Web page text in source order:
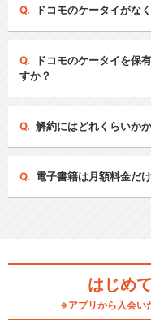
ドコモのケータイがな
ドコモのケータイを保
すか？
解約にはどれくらいか
電子書籍は月額料金だ
はじめ
※アプリから入会い